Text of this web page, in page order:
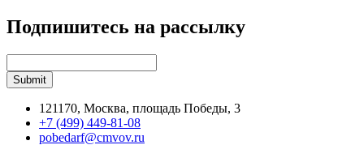
Подпишитесь на рассылку
121170, Москва, площадь Победы, 3
+7 (499) 449-81-08
pobedarf@cmvov.ru